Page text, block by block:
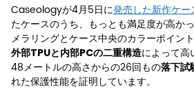
Caseologyが4月5日に発売した新作ケー
たケースのうち、もっとも満足度が高か
メラリングとケース中央のカラーポイン
外部TPUと内部PCの二重構造によって高
48メートルの高さからの26回もの落下試
れた保護性能を証明しています。